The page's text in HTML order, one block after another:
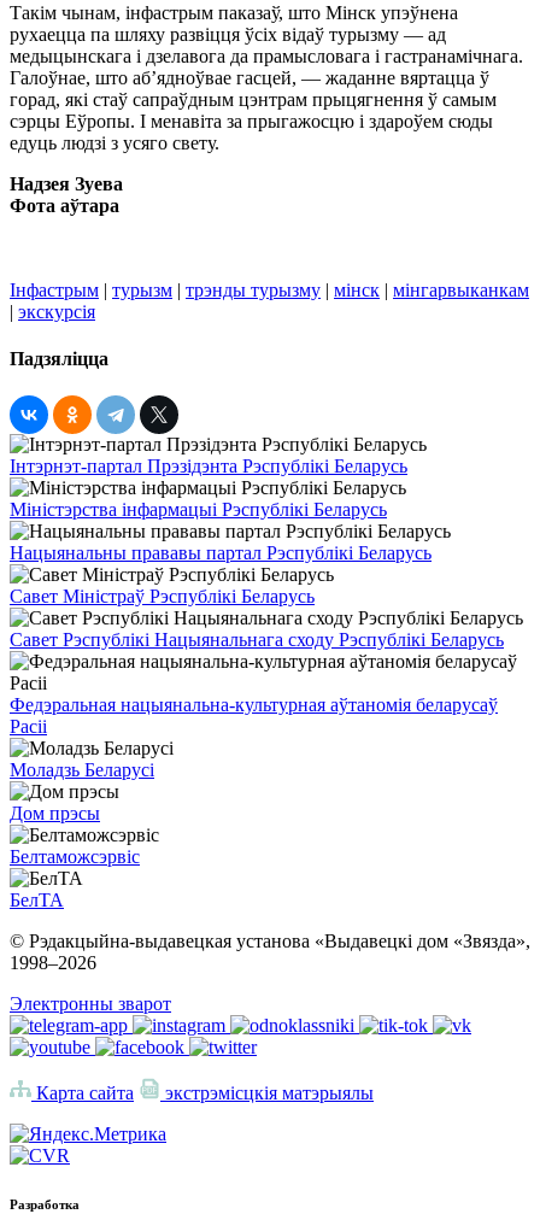
Такім чынам, інфастрым паказаў, што Мінск упэўнена
рухаецца па шляху развіцця ўсіх відаў турызму — ад
медыцынскага і дзелавога да прамысловага і гастранамічнага.
Галоўнае, што аб’ядноўвае гасцей, — жаданне вяртацца ў
горад, які стаў сапраўдным цэнтрам прыцягнення ў самым
сэрцы Еўропы. І менавіта за прыгажосцю і здароўем сюды
едуць людзі з усяго свету.
Надзея Зуева
Фота аўтара
Інфастрым | турызм | трэнды турызму | мінск | мінгарвыканкам
| экскурсія
Падзяліцца
Інтэрнэт-партал Прэзідэнта Рэспублікі Беларусь
Міністэрства інфармацыі Рэспублікі Беларусь
Нацыянальны прававы партал Рэспублікі Беларусь
Савет Міністраў Рэспублікі Беларусь
Савет Рэспублікі Нацыянальнага сходу Рэспублікі Беларусь
Федэральная нацыянальна-культурная аўтаномія беларусаў
Расіі
Моладзь Беларусі
Дом прэсы
Белтаможсэрвіс
БелТА
© Рэдакцыйна-выдавецкая установа «Выдавецкі дом «Звязда»,
1998–2026
Электронны зварот
Карта сайта экстрэмісцкія матэрыялы
Разработка